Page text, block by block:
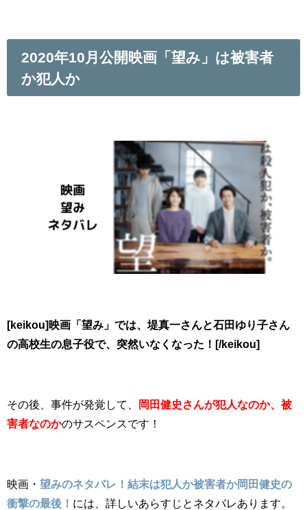
2020年10月公開映画「望み」は被害者
か犯人か
[keikou]映画「望み」では、堤真一さんと石田ゆり子さん
の高校生の息子役で、突然いなくなった！[/keikou]
その後、事件が発覚して、
岡田健史さんが犯人なのか、被
害者なのかのサスペンスです！
映画・ 望みのネタバレ！結末は犯人か被害者か岡田健史の
衝撃の最後！ には、詳しいあらすじとネタバレあります。